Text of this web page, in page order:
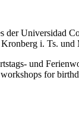
Universidad
i. Ts.
und
for